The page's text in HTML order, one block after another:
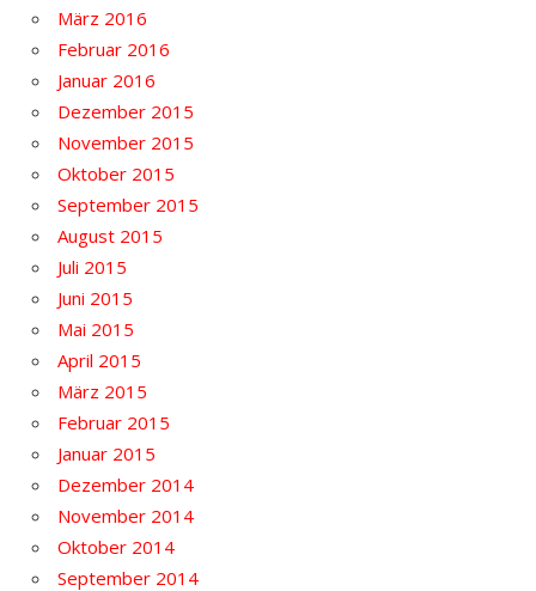
März 2016
Februar 2016
Januar 2016
Dezember 2015
November 2015
Oktober 2015
September 2015
August 2015
Juli 2015
Juni 2015
Mai 2015
April 2015
März 2015
Februar 2015
Januar 2015
Dezember 2014
November 2014
Oktober 2014
September 2014